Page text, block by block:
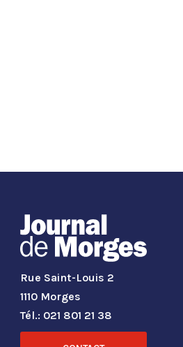
Rue Saint-Louis 2
1110 Morges
Tél.: 021 801 21 38